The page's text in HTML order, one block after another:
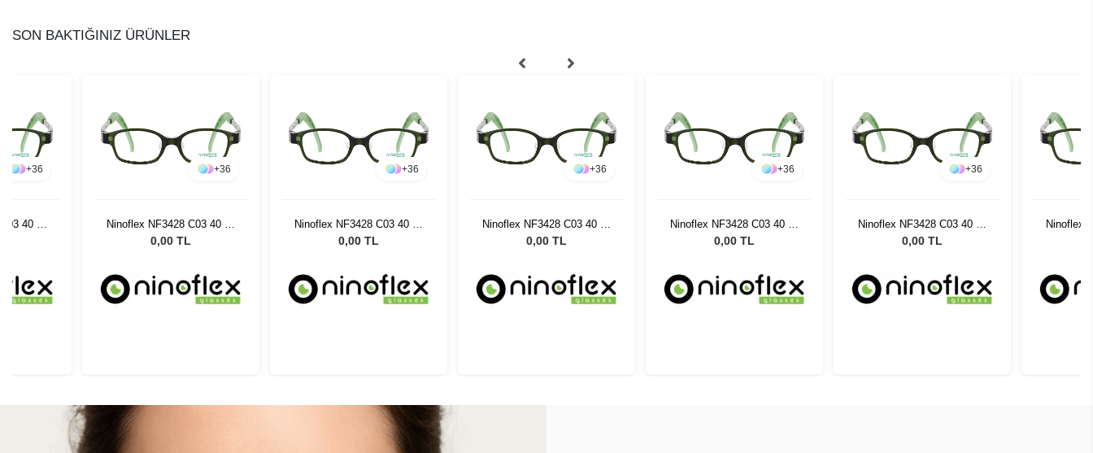
SON BAKTIĞINIZ ÜRÜNLER
+36
40 14
+36
Ninoflex NF3428 C03 40 14
128
0,00 TL
+36
Ninoflex NF3428 C03 40 14
128
0,00 TL
+36
Ninoflex NF3428 C03 40 14
128
0,00 TL
+36
Ninoflex NF3428 C03 40 14
128
0,00 TL
+36
Ninoflex NF3428 C03 40 14
128
0,00 TL
Ninoflex